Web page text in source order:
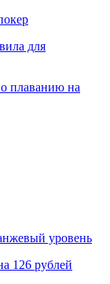
для
плаванию на
уровень
126 рублей